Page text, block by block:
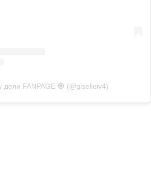
дели FANPAGE 🧿 (@giselleiv4)